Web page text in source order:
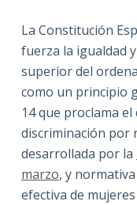
La Constitución
fuerza la igualdad
superior del
como un principio
14 que proclama
discriminación por
desarrollada por la
marzo, y
efectiva de